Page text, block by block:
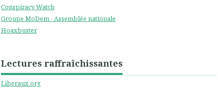
Conspiracy Watch
Groupe MoDem - Assemblée nationale
Hoaxbuster
Lectures raffraîchissantes
Liberaux.org